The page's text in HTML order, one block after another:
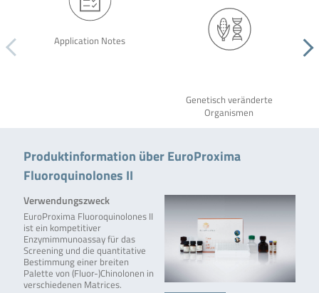
Application Notes
Genetisch veränderte
Organismen
Produktinformation über EuroProxima
Fluoroquinolones II
Verwendungszweck
EuroProxima Fluoroquinolones II
ist ein kompetitiver
Enzymimmunoassay für das
Screening und die quantitative
Bestimmung einer breiten
Palette von (Fluor-)Chinolonen in
verschiedenen Matrices.